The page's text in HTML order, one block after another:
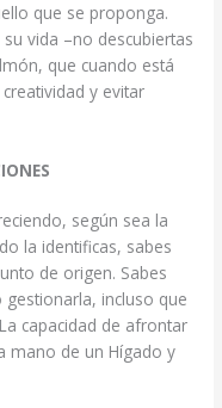
que se proponga.
vida –no descubiertas
que cuando está
y evitar
según sea la
la identificas, sabes
de origen. Sabes
incluso que
capacidad de afrontar
mano de un Hígado y